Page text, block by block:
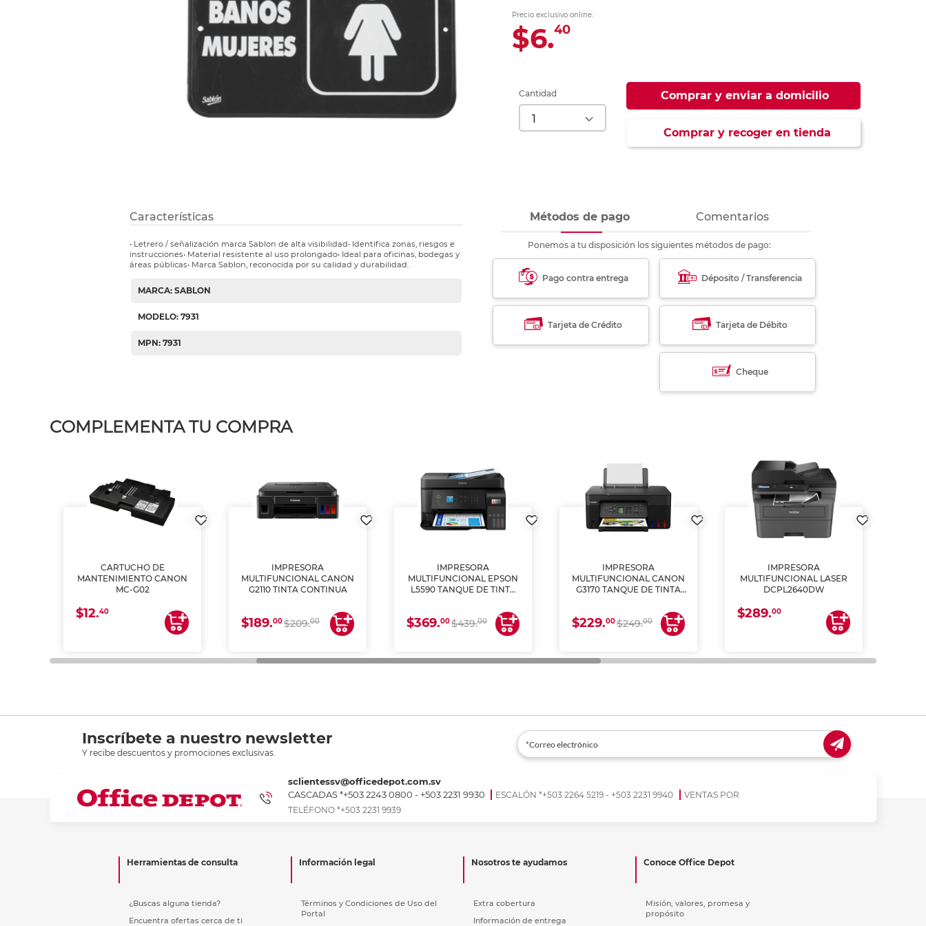
Refuerzos para carpeta
Precio exclusivo online:
$6.40
Cantidad Comprar y enviar a domicilio
Comprar y recoger en tienda
Características
• Letrero / señalización marca Sablon de alta visibilidad• Identifica zonas, riesgos e
instrucciones• Material resistente al uso prolongado• Ideal para oficinas, bodegas y
áreas públicas• Marca Sablon, reconocida por su calidad y durabilidad.
MARCA: SABLON
MODELO: 7931
MPN: 7931
Métodos de pago Comentarios
Ponemos a tu disposición los siguientes métodos de pago:
Pago contra entrega Déposito / Transferencia
Tarjeta de Crédito Tarjeta de Débito
Cheque
COMPLEMENTA TU COMPRA
CARTUCHO DE
MANTENIMIENTO CANON
MC-G02
$12.40
IMPRESORA
MULTIFUNCIONAL CANON
G2110 TINTA CONTINUA
$189.00$209.00
IMPRESORA
MULTIFUNCIONAL EPSON
L5590 TANQUE DE TINTA
$369.00$439.00
IMPRESORA
MULTIFUNCIONAL CANON
G3170 TANQUE DE TINTA
$229.00$249.00
IMPRESORA
MULTIFUNCIONAL LASER
DCPL2640DW
$289.00
Inscríbete a nuestro newsletter
Y recibe descuentos y promociones exclusivas.
sclientessv@officedepot.com.sv
CASCADAS *+503 2243 0800 - +503 2231 9930
ESCALÓN *+503 2264 5219 - +503 2231 9940
VENTAS POR
TELÉFONO *+503 2231 9939
Herramientas de consulta
¿Buscas alguna tienda?
Encuentra ofertas cerca de ti
Información legal
Términos y Condiciones de Uso del
Portal
Nosotros te ayudamos
Extra cobertura
Información de entrega
Conoce Office Depot
Misión, valores, promesa y
propósito